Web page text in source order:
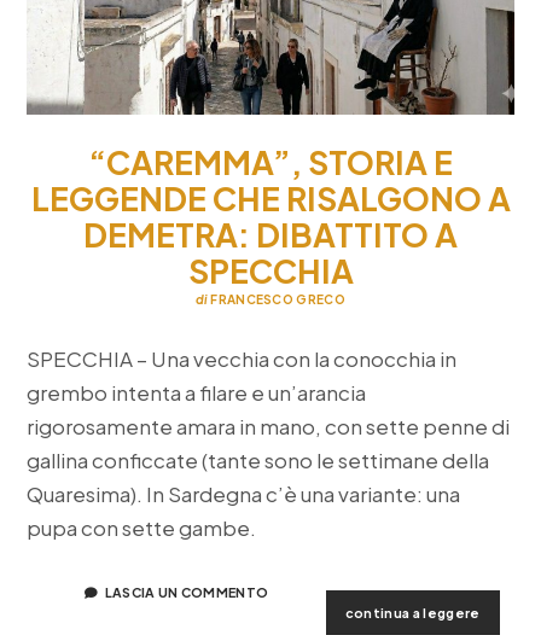
“CAREMMA”, STORIA E
LEGGENDE CHE RISALGONO A
DEMETRA: DIBATTITO A
SPECCHIA
di FRANCESCO GRECO
SPECCHIA – Una vecchia con la conocchia in
grembo intenta a filare e un’arancia
rigorosamente amara in mano, con sette penne di
gallina conficcate (tante sono le settimane della
Quaresima). In Sardegna c’è una variante: una
pupa con sette gambe.
continua a leggere
LASCIA UN COMMENTO